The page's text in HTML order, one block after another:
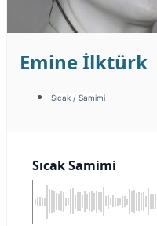
Emine İlktürk
Sıcak / Samimi
Sıcak Samimi